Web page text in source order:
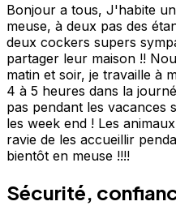
Bonjour a tous, J'habite
meuse, à deux pas des
deux cockers supers
partager leur maison !!
matin et soir, je travaille à
4 à 5 heures dans la
pas pendant les vacances
les week end ! Les
ravie de les accueillir
bientôt en meuse !!!!
Sécurité,